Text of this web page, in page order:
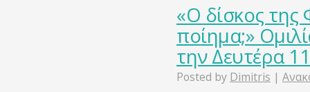
«O δίσκος
ποίημα;»
την Δευτέρα
Posted by Dimitris |